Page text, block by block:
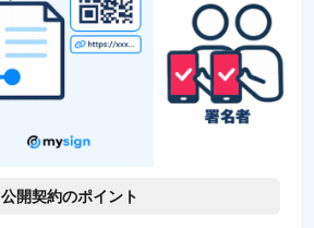
公開契約のポイント